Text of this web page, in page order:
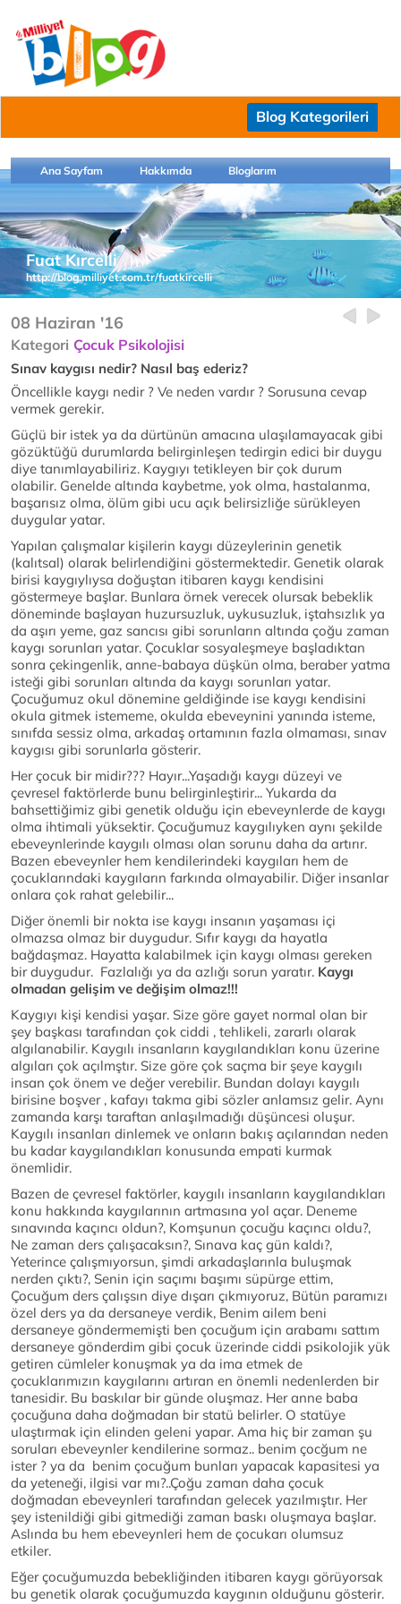
Blog Kategorileri
Ana Sayfam Hakkımda Bloglarım
Fuat Kırcelli
http://blog.milliyet.com.tr/fuatkircelli
08 Haziran '16
Kategori Çocuk Psikolojisi
Sınav kaygısı nedir? Nasıl baş ederiz?
Öncellikle kaygı nedir ? Ve neden vardır ? Sorusuna cevap
vermek gerekir.
Güçlü bir istek ya da dürtünün amacına ulaşılamayacak gibi
gözüktüğü durumlarda belirginleşen tedirgin edici bir duygu
diye tanımlayabiliriz. Kaygıyı tetikleyen bir çok durum
olabilir. Genelde altında kaybetme, yok olma, hastalanma,
başarısız olma, ölüm gibi ucu açık belirsizliğe sürükleyen
duygular yatar.
Yapılan çalışmalar kişilerin kaygı düzeylerinin genetik
(kalıtsal) olarak belirlendiğini göstermektedir. Genetik olarak
birisi kaygıylıysa doğuştan itibaren kaygı kendisini
göstermeye başlar. Bunlara örnek verecek olursak bebeklik
döneminde başlayan huzursuzluk, uykusuzluk, iştahsızlık ya
da aşırı yeme, gaz sancısı gibi sorunların altında çoğu zaman
kaygı sorunları yatar. Çocuklar sosyaleşmeye başladıktan
sonra çekingenlik, anne-babaya düşkün olma, beraber yatma
isteği gibi sorunları altında da kaygı sorunları yatar.
Çocuğumuz okul dönemine geldiğinde ise kaygı kendisini
okula gitmek istememe, okulda ebeveynini yanında isteme,
sınıfda sessiz olma, arkadaş ortamının fazla olmaması, sınav
kaygısı gibi sorunlarla gösterir.
Her çocuk bir midir??? Hayır...Yaşadığı kaygı düzeyi ve
çevresel faktörlerde bunu belirginleştirir... Yukarda da
bahsettiğimiz gibi genetik olduğu için ebeveynlerde de kaygı
olma ihtimali yüksektir. Çocuğumuz kaygılıyken aynı şekilde
ebeveynlerinde kaygılı olması olan sorunu daha da artırır.
Bazen ebeveynler hem kendilerindeki kaygıları hem de
çocuklarındaki kaygıların farkında olmayabilir. Diğer insanlar
onlara çok rahat gelebilir...
Diğer önemli bir nokta ise kaygı insanın yaşaması içi
olmazsa olmaz bir duygudur. Sıfır kaygı da hayatla
bağdaşmaz. Hayatta kalabilmek için kaygı olması gereken
bir duygudur. Fazlalığı ya da azlığı sorun yaratır. Kaygı
olmadan gelişim ve değişim olmaz!!!
Kaygıyı kişi kendisi yaşar. Size göre gayet normal olan bir
şey başkası tarafından çok ciddi , tehlikeli, zararlı olarak
algılanabilir. Kaygılı insanların kaygılandıkları konu üzerine
algıları çok açılmştır. Size göre çok saçma bir şeye kaygılı
insan çok önem ve değer verebilir. Bundan dolayı kaygılı
birisine boşver , kafayı takma gibi sözler anlamsız gelir. Aynı
zamanda karşı taraftan anlaşılmadığı düşüncesi oluşur.
Kaygılı insanları dinlemek ve onların bakış açılarından neden
bu kadar kaygılandıkları konusunda empati kurmak
önemlidir.
Bazen de çevresel faktörler, kaygılı insanların kaygılandıkları
konu hakkında kaygılarının artmasına yol açar. Deneme
sınavında kaçıncı oldun?, Komşunun çocuğu kaçıncı oldu?,
Ne zaman ders çalışacaksın?, Sınava kaç gün kaldı?,
Yeterince çalışmıyorsun, şimdi arkadaşlarınla buluşmak
nerden çıktı?, Senin için saçımı başımı süpürge ettim,
Çocuğum ders çalışsın diye dışarı çıkmıyoruz, Bütün paramızı
özel ders ya da dersaneye verdik, Benim ailem beni
dersaneye göndermemişti ben çocuğum için arabamı sattım
dersaneye gönderdim gibi çocuk üzerinde ciddi psikolojik yük
getiren cümleler konuşmak ya da ima etmek de
çocuklarımızın kaygılarını artıran en önemli nedenlerden bir
tanesidir. Bu baskılar bir günde oluşmaz. Her anne baba
çocuğuna daha doğmadan bir statü belirler. O statüye
ulaştırmak için elinden geleni yapar. Ama hiç bir zaman şu
soruları ebeveynler kendilerine sormaz.. benim çocğum ne
ister ? ya da benim çocuğum bunları yapacak kapasitesi ya
da yeteneği, ilgisi var mı?..Çoğu zaman daha çocuk
doğmadan ebeveynleri tarafından gelecek yazılmıştır. Her
şey istenildiği gibi gitmediği zaman baskı oluşmaya başlar.
Aslında bu hem ebeveynleri hem de çocukarı olumsuz
etkiler.
Eğer çocuğumuzda bebekliğinden itibaren kaygı görüyorsak
bu genetik olarak çocuğumuzda kaygının olduğunu gösterir.